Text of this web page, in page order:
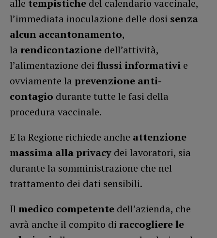
alle tempistiche del calendario vaccinale,
l’immediata inoculazione delle dosi senza
alcun accantonamento,
la rendicontazione dell’attività,
l’alimentazione dei flussi informativi e
ovviamente la prevenzione anti-
contagio durante tutte le fasi della
procedura vaccinale.
E la Regione richiede anche attenzione
massima alla privacy dei lavoratori, sia
durante la somministrazione che nel
trattamento dei dati sensibili.
Il medico competente dell’azienda, che
avrà anche il compito di raccogliere le